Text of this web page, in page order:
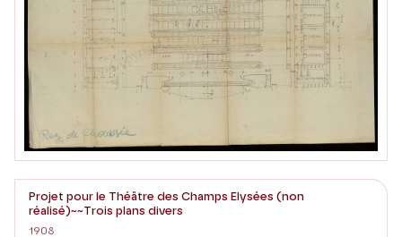
Projet pour le Théâtre des Champs Elysées (non
réalisé)~~Trois plans divers
1908